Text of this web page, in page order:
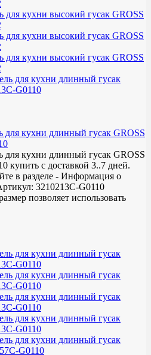
для кухни длинный гусак GROSS
для кухни длинный гусак GROSS
купить с доставкой 3..7 дней.
в разделе - Информация о
3210213C-G0110
позволяет использовать